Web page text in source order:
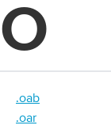
O
.oab
.oar